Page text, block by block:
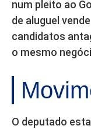
num pleito ao
de aluguel
candidatos
o mesmo
O deputado